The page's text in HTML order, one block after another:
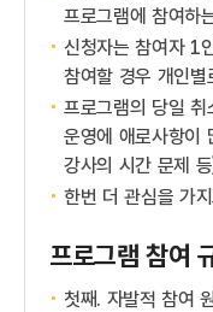
프로그램에 참여하
신청자는 참여자 1
참여할 경우 개인별
프로그램의 당일
운영에 애로사항이
강사의 시간 문제
한번 더 관심을 가
프로그램 참여
첫째. 자발적 참여